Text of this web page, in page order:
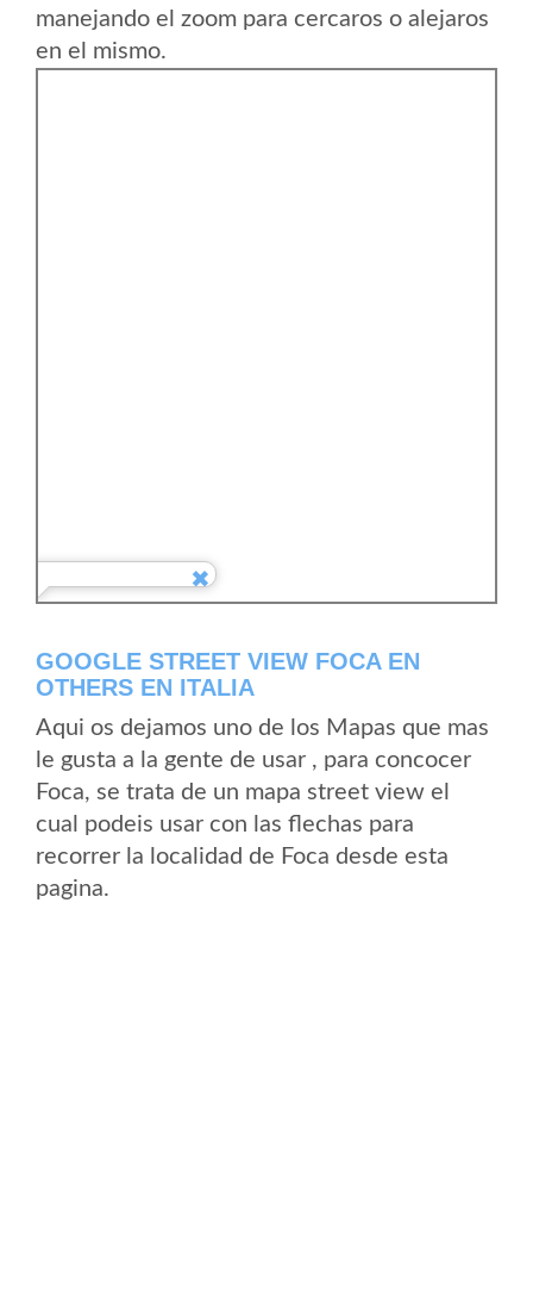
manejando el zoom para cercaros o alejaros
en el mismo.
GOOGLE STREET VIEW FOCA EN
OTHERS EN ITALIA
Aqui os dejamos uno de los Mapas que mas
le gusta a la gente de usar , para concocer
Foca, se trata de un mapa street view el
cual podeis usar con las flechas para
recorrer la localidad de Foca desde esta
pagina.